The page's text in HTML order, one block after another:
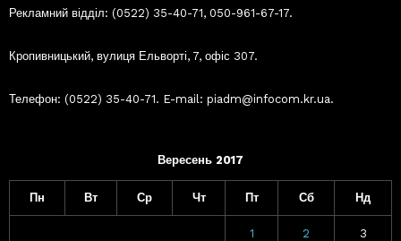
Рекламний відділ: (0522) 35-40-71, 050-961-67-17.
Кропивницький, вулиця Ельворті, 7, офіс 307.
Телефон: (0522) 35-40-71. E-mail: piadm@infocom.kr.ua.
Вересень 2017
Пн Вт Ср Чт Пт Сб Нд
1 2 3